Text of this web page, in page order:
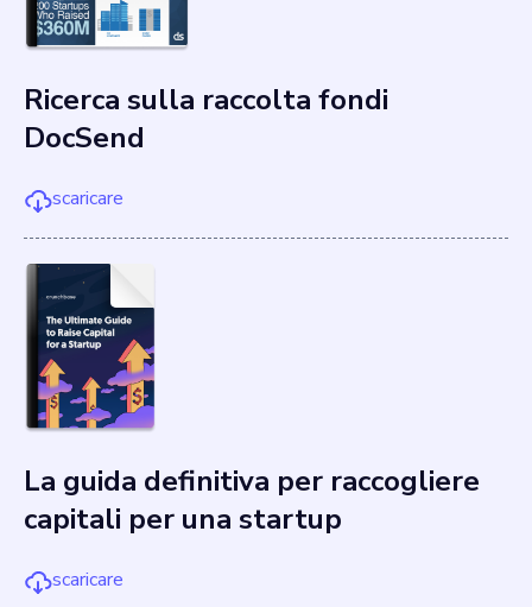
Ricerca sulla raccolta fondi
DocSend
scaricare
La guida definitiva per raccogliere
capitali per una startup
scaricare